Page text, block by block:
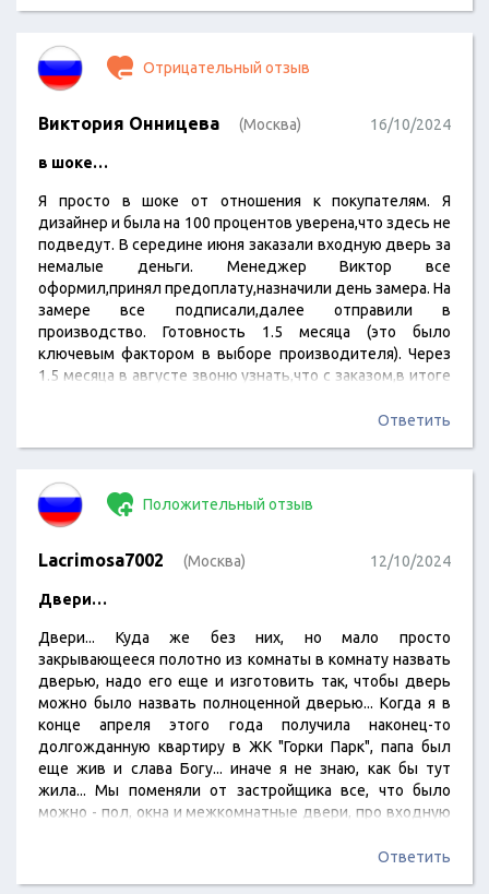
Отрицательный отзыв
Виктория Онницева (Москва) 16/10/2024
в шоке…
Я просто в шоке от отношения к покупателям. Я
дизайнер и была на 100 процентов уверена,что здесь не
подведут. В середине июня заказали входную дверь за
немалые деньги. Менеджер Виктор все
оформил,принял предоплату,назначили день замера. На
замере все подписали,далее отправили в
производство. Готовность 1.5 месяца (это было
ключевым фактором в выборе производителя). Через
1.5 месяца в августе звоню узнать,что с заказом,в итоге
сказать,что они не могут изготовить мой
новые размеры,клятвенно мне обещают,что в конце
сентября все будет готово. Сейчас вторая половина
октября, менеджер отвечает через день,по…
Ответить
Положительный отзыв
Lacrimosa7002 (Москва) 12/10/2024
Двери…
Двери... Куда же без них, но мало просто
закрывающееся полотно из комнаты в комнату назвать
дверью, надо его еще и изготовить так, чтобы дверь
можно было назвать полноценной дверью... Когда я в
конце апреля этого года получила наконец-то
долгожданную квартиру в ЖК "Горки Парк", папа был
еще жив и слава Богу... иначе я не знаю, как бы тут
жила... Мы поменяли от застройщика все, что было
можно - пол, окна и межкомнатные двери, про входную
обязательно вам расскажу... Почему поменяли
Ответить